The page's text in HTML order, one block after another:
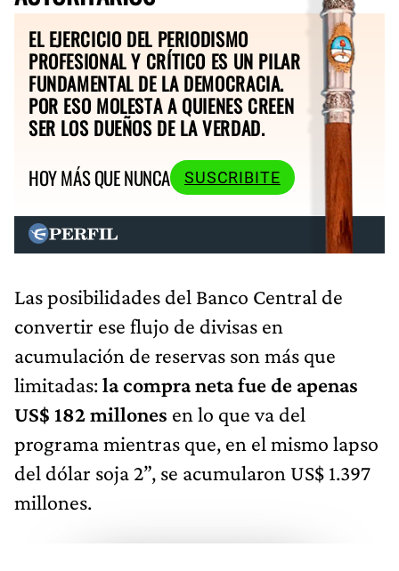
EL EJERCICIO DEL PERIODISMO
PROFESIONAL Y CRÍTICO ES UN PILAR
FUNDAMENTAL DE LA DEMOCRACIA.
POR ESO MOLESTA A QUIENES CREEN
SER LOS DUEÑOS DE LA VERDAD.
HOY MÁS QUE NUNCA
SUSCRIBITE
Las posibilidades del Banco Central de
convertir ese flujo de divisas en
acumulación de reservas son más que
limitadas:la compra neta fue de apenas
US$ 182 millones en lo que va del
programa mientras que, en el mismo lapso
del dólar soja 2”, se acumularon US$ 1.397
millones.